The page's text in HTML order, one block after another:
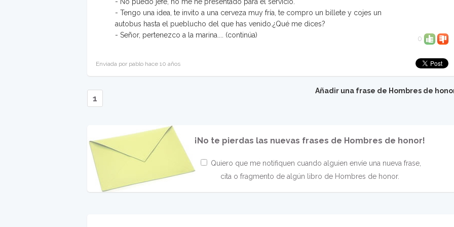
- Tengo una idea, te invito a una cerveza muy fría, te compro un billete y cojes un
autobus hasta el pueblucho del que has venido.¿Qué me dices?
- Señor, pertenezco a la marina.... (continúa) 0
Enviada por pablo hace 10 años
Añadir una frase de Hombres de
1
¡No te pierdas las nuevas frases de Hombres de honor!
Quiero que me notifiquen cuando alguien envíe una nueva frase,
cita o fragmento de algún libro de Hombres de honor.